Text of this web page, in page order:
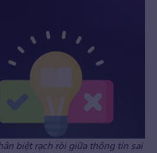
biệt rạch ròi giữa thông tin sai